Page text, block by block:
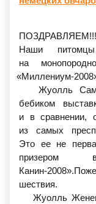
ПОЗДРАВЛЯЕМ!!!
Наши
на
«Миллениум-
Жуолль
бебиком
и в сравнении,
из самых
Это ее не
призером
Канин-
шествия.
Жуолль